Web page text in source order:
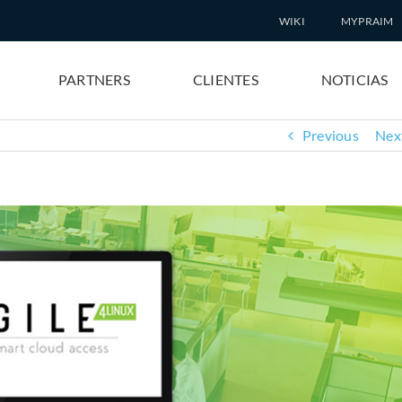
WIKI MYPRAIM
PARTNERS CLIENTES NOTICIAS
Previous